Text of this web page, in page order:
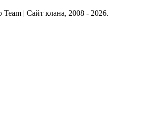
| Сайт клана, 2008 - 2026.